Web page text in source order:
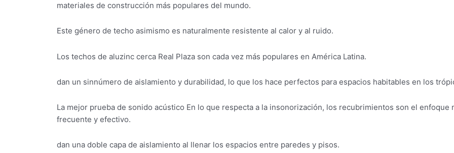
materiales de construcción más populares del mundo.
Este género de techo asimismo es naturalmente resistente al calor y al ruido.
Los techos de aluzinc cerca Real Plaza son cada vez más populares en América Latina.
dan un sinnúmero de aislamiento y durabilidad, lo que los hace perfectos para espacios habitables en los
La mejor prueba de sonido acústico En lo que respecta a la insonorización, los recubrimientos son el enfoque
frecuente y efectivo.
dan una doble capa de aislamiento al llenar los espacios entre paredes y pisos.